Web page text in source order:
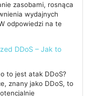
zasobami, rosnąca
wydajnych
odpowiedzi na te
DDoS – Jak to
to jest atak DDoS?
znany jako DDoS, to